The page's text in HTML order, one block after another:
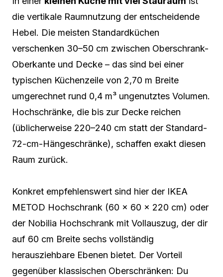
die vertikale Raumnutzung der entscheidende
Hebel. Die meisten Standardküchen
verschenken 30–50 cm zwischen Oberschrank-
Oberkante und Decke – das sind bei einer
typischen Küchenzeile von 2,70 m Breite
umgerechnet rund 0,4 m³ ungenutztes Volumen.
Hochschränke, die bis zur Decke reichen
(üblicherweise 220–240 cm statt der Standard-
72-cm-Hängeschränke), schaffen exakt diesen
Raum zurück.
Konkret empfehlenswert sind hier der IKEA
METOD Hochschrank (60 × 60 × 220 cm) oder
der Nobilia Hochschrank mit Vollauszug, der dir
auf 60 cm Breite sechs vollständig
herausziehbare Ebenen bietet. Der Vorteil
gegenüber klassischen Oberschränken: Du